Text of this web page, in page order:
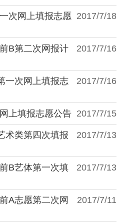
2017/7/18
次网上填报志愿
2017/7/16
B第二次网报计
2017/7/16
一次网上填报志
2017/7/15
上填报志愿公告
2017/7/13
术类第四次填报
2017/7/13
B艺体第一次填
2017/7/11
A志愿第二次网